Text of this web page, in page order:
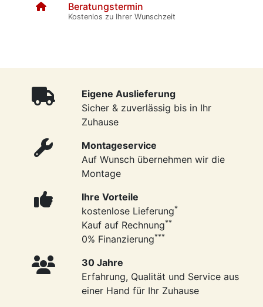
Beratungstermin
Kostenlos zu Ihrer Wunschzeit
Eigene Auslieferung
Sicher & zuverlässig bis in Ihr
Zuhause
Montageservice
Auf Wunsch übernehmen wir die
Montage
Ihre Vorteile
kostenlose Lieferung*
Kauf auf Rechnung**
0% Finanzierung***
30 Jahre
Erfahrung, Qualität und Service aus
einer Hand für Ihr Zuhause